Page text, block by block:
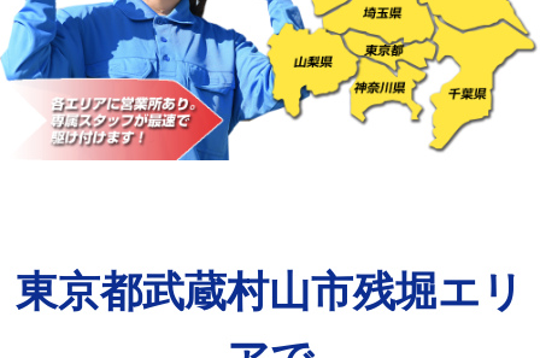
管・ポリ管・HT管使用/3ｍまで)
給水管工事※（ライニング鋼管・銅
管・ポリ管・HT管使用/3ｍ超え)
+8,800円
マス交換（土の掘削・埋め戻し作業）
コンクリート斫り（厚さ10㎝まで） 27,500円
コンクリート斫り（厚さ10㎝超え）
東京都武蔵村山市残堀エリ